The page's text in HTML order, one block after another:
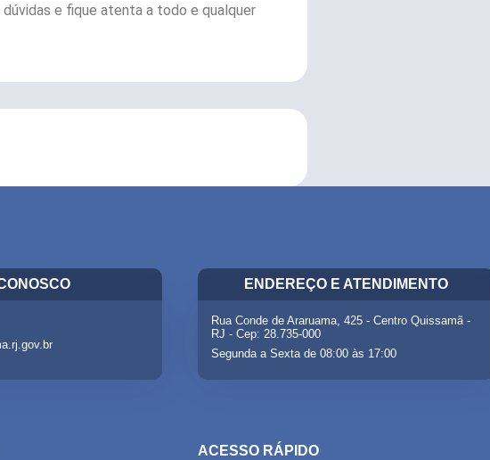
e fique atenta a todo e qualquer
ENDEREÇO E ATENDIMENTO
Rua Conde de Araruama, 425 - Centro Quissamã -
RJ - Cep: 28.735-000
Segunda a Sexta de 08:00 às 17:00
ACESSO RÁPIDO